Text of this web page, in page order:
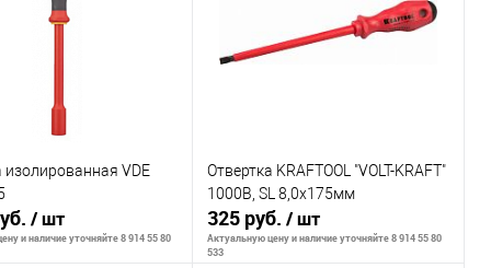
В избранное
изолированная VDE
/ шт
и наличие уточняйте 8 914 55 80
Отвертка KRAFTOOL "VOLT-KRAFT"
1000В, SL 8,0х175мм
325 руб./ шт
Актуальную цену и наличие уточняйте 8 914 55 80
533